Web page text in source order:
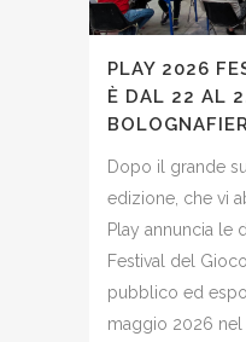
PLAY 2026
È DAL 22 AL
Dopo il grande
edizione, che vi
Play annuncia le
Festival del
pubblico ed
maggio 2026 nel